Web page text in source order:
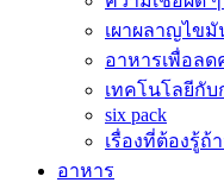
เผาผลาญไขมั
อาหารเพื่อล
เทคโนโลยีกั
six pack
เรื่องที่ต้องรู้ถ้
อาหาร